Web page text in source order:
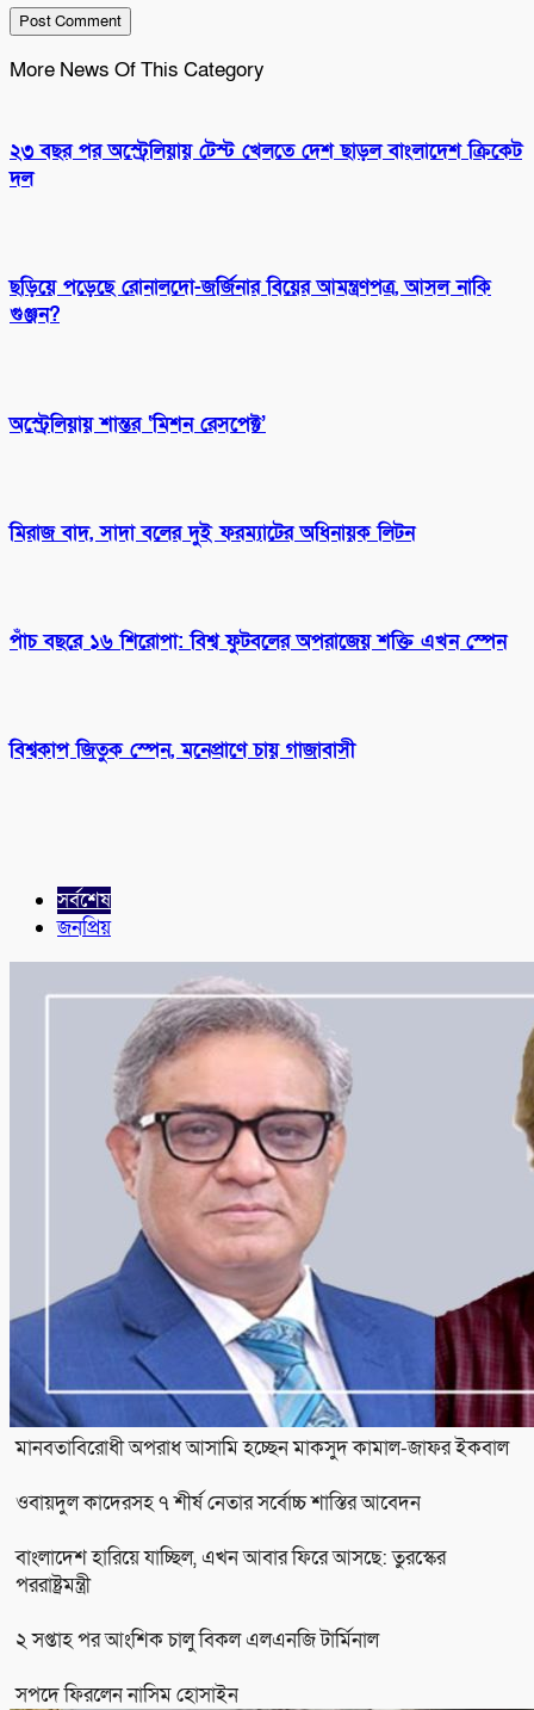
More News Of This Category
২৩ বছর পর অস্ট্রেলিয়ায় টেস্ট খেলতে দেশ ছাড়ল বাংলাদেশ ক্রিকেট
দল
ছড়িয়ে পড়েছে রোনালদো-জর্জিনার বিয়ের আমন্ত্রণপত্র, আসল নাকি
গুঞ্জন?
অস্ট্রেলিয়ায় শান্তর ‘মিশন রেসপেক্ট’
মিরাজ বাদ, সাদা বলের দুই ফরম্যাটের অধিনায়ক লিটন
পাঁচ বছরে ১৬ শিরোপা: বিশ্ব ফুটবলের অপরাজেয় শক্তি এখন স্পেন
বিশ্বকাপ জিতুক স্পেন, মনেপ্রাণে চায় গাজাবাসী
সর্বশেষ
জনপ্রিয়
মানবতাবিরোধী অপরাধ আসামি হচ্ছেন মাকসুদ কামাল-জাফর ইকবাল
ওবায়দুল কাদেরসহ ৭ শীর্ষ নেতার সর্বোচ্চ শাস্তির আবেদন
বাংলাদেশ হারিয়ে যাচ্ছিল, এখন আবার ফিরে আসছে: তুরস্কের
পররাষ্ট্রমন্ত্রী
২ সপ্তাহ পর আংশিক চালু বিকল এলএনজি টার্মিনাল
সপদে ফিরলেন নাসিম হোসাইন